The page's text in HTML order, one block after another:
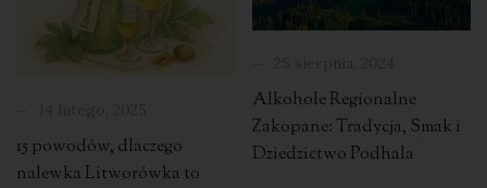
15 powodów, dlaczego
nalewka Litworówka to
Alkohole Regionalne
Zakopane: Tradycja, Smak i
Dziedzictwo Podhala